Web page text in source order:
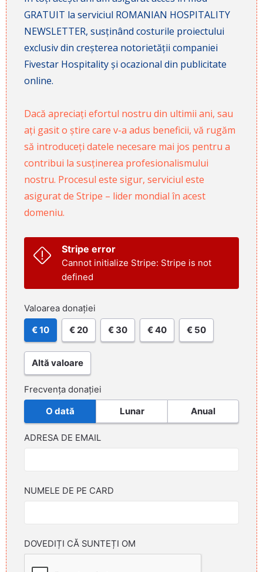
GRATUIT la serviciul ROMANIAN HOSPITALITY
NEWSLETTER, susținând costurile proiectului
exclusiv din creșterea notorietății companiei
Fivestar Hospitality și ocazional din publicitate
online.
Dacă apreciați efortul nostru din ultimii ani, sau
ați gasit o știre care v-a adus beneficii, vă rugăm
să introduceți datele necesare mai jos pentru a
contribui la susținerea profesionalismului
nostru. Procesul este sigur, serviciul este
asigurat de Stripe – lider mondial în acest
domeniu.
Stripe error
Cannot initialize Stripe: Stripe is not
defined
Valoarea donației
€ 10 € 20 € 30 € 40 € 50
Altă valoare
Frecvența donației
O dată Lunar Anual
ADRESA DE EMAIL
NUMELE DE PE CARD
DOVEDIȚI CĂ SUNTEȚI OM